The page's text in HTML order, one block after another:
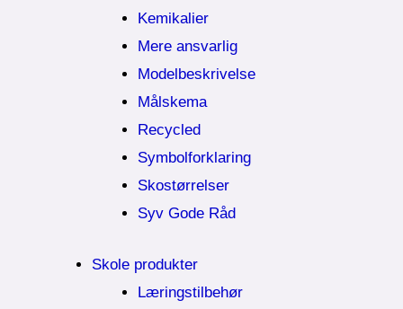
Kemikalier​
Mere ansvarlig
Modelbeskrivelse
Målskema
Recycled
Symbolforklaring
Skostørrelser
Syv Gode Råd
Skole produkter
Læringstilbehør